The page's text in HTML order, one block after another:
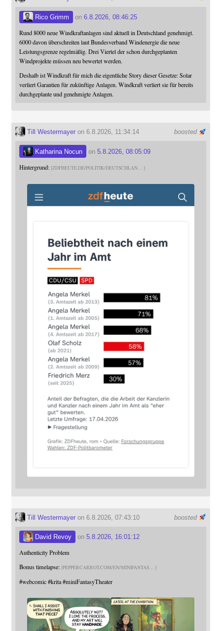
Rico Grimm on 6.8.2026, 08:46:25
Rund 8000 neue Windkraftanlagen sind aktuell in Deutschland genehmigt.
6000 davon überschreiten laut Bundesverband Windenergie die neue
Leistungsgrenze regelmäßig. Drei Viertel der schon durchgeplanten
Windprojekte müssen neu bewertet werden.
Deshalb ist Windkraft für mich die eigentliche Story dieser Gesetze: Solar
verliert Garantien für zukünftige Anlagen. Windkraft verliert sie für bereits
durchgeplante und genehmigte Anlagen.
boosted
Till Westermayeron 6.8.2026, 11:34:14
Katharina Nocun on 5.8.2026, 08:05:09
Hintergrund: ZDFHEUTE.DE/POLITIK/DEUTSCHLAN
boosted
Till Westermayeron 6.8.2026, 07:43:10
David Revoy on 5.8.2026, 16:01:12
Authenticity Problem
Bonus timelapse: PEPPERCARROT.COM/EN/MINIFANTAS
#webcomic #krita #miniFantasyTheater